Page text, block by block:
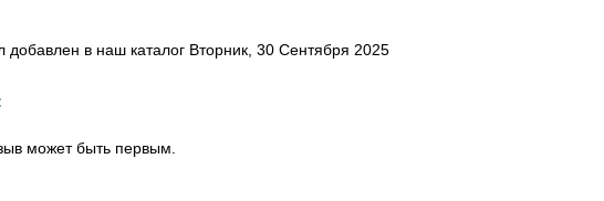
добавлен в наш каталог Вторник, 30 Сентября 2025
может быть первым.